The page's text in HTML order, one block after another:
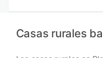
Casas rurales